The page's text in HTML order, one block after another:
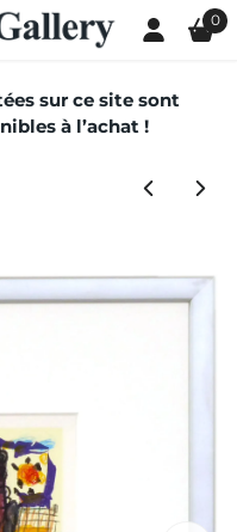
fermées. 0
sur ce site sont
à l’achat !